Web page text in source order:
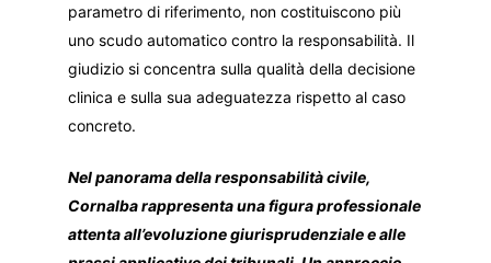
parametro di riferimento, non costituiscono più
uno scudo automatico contro la responsabilità. Il
giudizio si concentra sulla qualità della decisione
clinica e sulla sua adeguatezza rispetto al caso
concreto.
Nel panorama della responsabilità civile,
Cornalba rappresenta una figura professionale
attenta all’evoluzione giurisprudenziale e alle